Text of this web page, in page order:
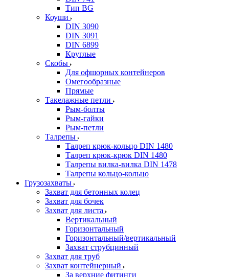
Тип BG
Коуши
DIN 3090
DIN 3091
DIN 6899
Круглые
Скобы
Для офшорных контейнеров
Омегообразные
Прямые
Такелажные петли
Рым-болты
Рым-гайки
Рым-петли
Талрепы
Талреп крюк-кольцо DIN 1480
Талреп крюк-крюк DIN 1480
Талрепы вилка-вилка DIN 1478
Талрепы кольцо-кольцо
Грузозахваты
Захват для бетонных колец
Захват для бочек
Захват для листа
Вертикальный
Горизонтальный
Горизонтальный/вертикальный
Захват струбцинный
Захват для труб
Захват контейнерный
За верхние фитинги